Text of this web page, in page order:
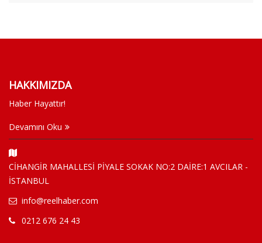
HAKKIMIZDA
Haber Hayattır!
Devamını Oku
CİHANGİR MAHALLESİ PİYALE SOKAK NO:2 DAİRE:1 AVCILAR -
İSTANBUL
info@reelhaber.com
0212 676 24 43